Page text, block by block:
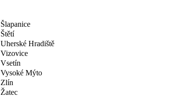
Šlapanice
Štětí
Uherské Hradiště
Vizovice
Vsetín
Vysoké Mýto
Zlín
Žatec